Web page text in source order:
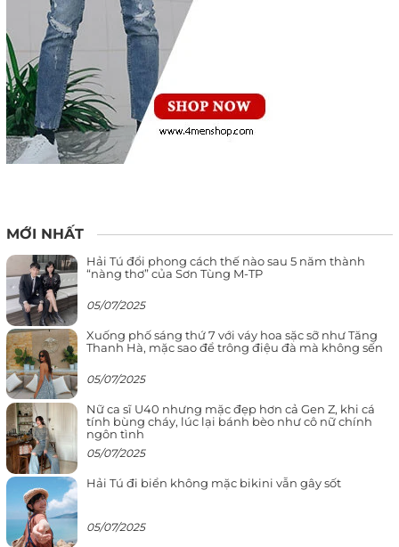
MỚI NHẤT
Hải Tú đổi phong cách thế nào sau 5 năm thành
“nàng thơ” của Sơn Tùng M-TP
05/07/2025
Xuống phố sáng thứ 7 với váy hoa sặc sỡ như Tăng
Thanh Hà, mặc sao để trông điệu đà mà không sến
05/07/2025
Nữ ca sĩ U40 nhưng mặc đẹp hơn cả Gen Z, khi cá
tính bùng cháy, lúc lại bánh bèo như cô nữ chính
ngôn tình
05/07/2025
Hải Tú đi biển không mặc bikini vẫn gây sốt
05/07/2025